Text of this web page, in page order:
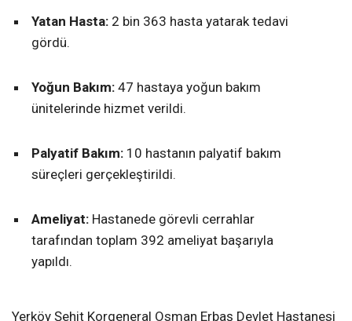
Yatan Hasta: 2 bin 363 hasta yatarak tedavi
gördü.
Yoğun Bakım: 47 hastaya yoğun bakım
ünitelerinde hizmet verildi.
Palyatif Bakım: 10 hastanın palyatif bakım
süreçleri gerçekleştirildi.
Ameliyat: Hastanede görevli cerrahlar
tarafından toplam 392 ameliyat başarıyla
yapıldı.
Yerköy Şehit Korgeneral Osman Erbaş Devlet Hastanesi